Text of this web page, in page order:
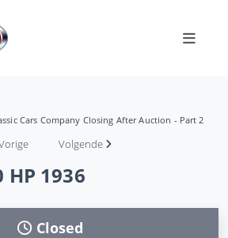
Cars Company Closing After Auction - Part 2
Volgende
HP 1936
Closed